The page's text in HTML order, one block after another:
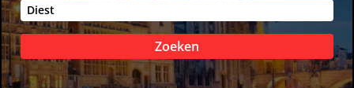
Zoeken